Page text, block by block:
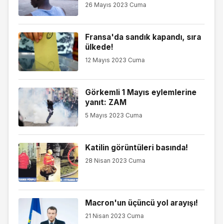
26 Mayıs 2023 Cuma
Fransa'da sandık kapandı, sıra
ülkede!
12 Mayıs 2023 Cuma
Görkemli 1 Mayıs eylemlerine
yanıt: ZAM
5 Mayıs 2023 Cuma
Katilin görüntüleri basında!
28 Nisan 2023 Cuma
Macron'un üçüncü yol arayışı!
21 Nisan 2023 Cuma